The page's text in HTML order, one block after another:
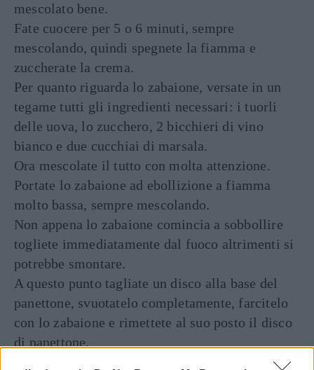
mescolato bene.
Fate cuocere per 5 o 6 minuti, sempre
mescolando, quindi spegnete la fiamma e
zuccherate la crema.
Per quanto riguarda lo zabaione, versate in un
tegame tutti gli ingredienti necessari: i tuorli
delle uova, lo zucchero, 2 bicchieri di vino
bianco e due cucchiai di marsala.
Ora mescolate il tutto con molta attenzione.
Portate lo zabaione ad ebollizione a fiamma
molto bassa, sempre mescolando.
Non appena lo zabaione comincia a sobbollire
togliete immediatamente dal fuoco altrimenti si
potrebbe smontare.
A questo punto tagliate un disco alla base del
panettone, svuotatelo completamente, farcitelo
con lo zabaione e rimettete al suo posto il disco
di panettone.
Ora coprite il panettone con la crema al caffè e